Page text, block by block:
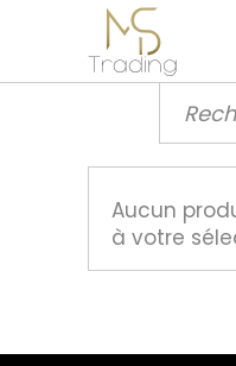
Aucun
à votre